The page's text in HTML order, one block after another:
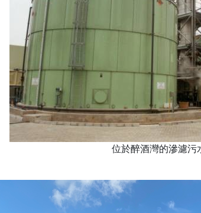
位於醉酒灣的滲濾污